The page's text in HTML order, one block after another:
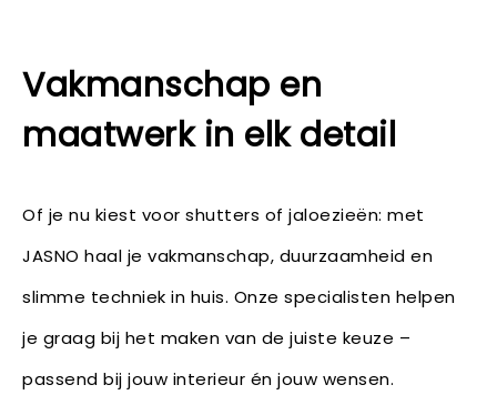
Vakmanschap en
maatwerk in elk detail
Of je nu kiest voor shutters of jaloezieën: met
JASNO haal je vakmanschap, duurzaamheid en
slimme techniek in huis. Onze specialisten helpen
je graag bij het maken van de juiste keuze –
passend bij jouw interieur én jouw wensen.